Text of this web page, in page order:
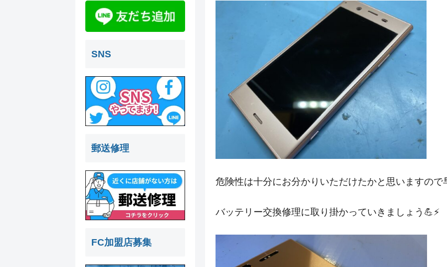
危険性は十分にお分かりいただけたかと思いますので
バッテリー交換修理に取り掛かっていきましょう💪⚡️
SNS
郵送修理
FC加盟店募集